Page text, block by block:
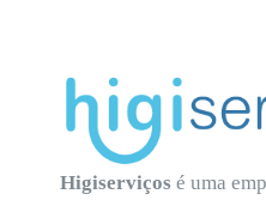
Higiserviços é uma